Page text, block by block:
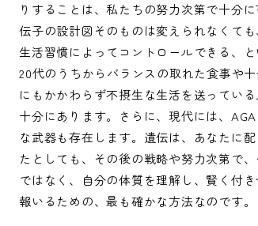
りすることは、私たちの努力次第で十分
伝子の設計図そのものは変えられなくて
生活習慣によってコントロールできる、
20代のうちからバランスの取れた食事や
にもかかわらず不摂生な生活を送ってい
十分にあります。さらに、現代には、
な武器も存在します。遺伝は、あなたに
たとしても、その後の戦略や努力次第で
ではなく、自分の体質を理解し、賢く付
報いるための、最も確かな方法なのです。